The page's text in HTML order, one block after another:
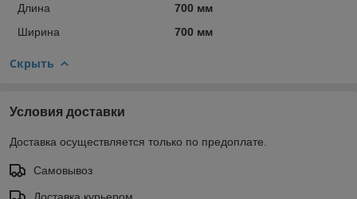
Длина
700 мм
Ширина
700 мм
Скрыть
Условия доставки
Доставка осуществляется только по предоплате.
Самовывоз
Доставка курьером